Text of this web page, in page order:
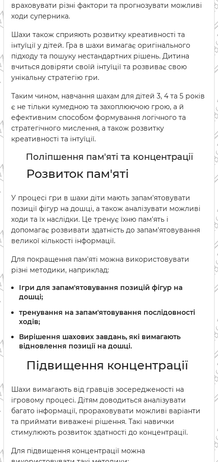
враховувати різні фактори та прогнозувати можливі
ходи суперника.
Шахи також сприяють розвитку креативності та
інтуїції у дітей. Гра в шахи вимагає оригінального
підходу та пошуку нестандартних рішень. Дитина
вчиться довіряти своїй інтуїції та розвиває свою
унікальну стратегію гри.
Таким чином, навчання шахам для дітей 3, 4 та 5 років
є не тільки кумедною та захоплюючою грою, а й
ефективним способом формування логічного та
стратегічного мислення, а також розвитку
креативності та інтуїції.
Поліпшення пам'яті та концентрації
Розвиток пам'яті
У процесі гри в шахи діти мають запам'ятовувати
позиції фігур на дошці, а також аналізувати можливі
ходи та їх наслідки. Це тренує їхню пам'ять і
допомагає розвивати здатність до запам'ятовування
великої кількості інформації.
Для покращення пам'яті можна використовувати
різні методики, наприклад:
Ігри для запам'ятовування позицій фігур на
дошці;
тренування на запам'ятовування послідовності
ходів;
Вирішення шахових завдань, які вимагають
відновлення позиції на дошці.
Підвищення концентрації
Шахи вимагають від гравців зосередженості на
ігровому процесі. Дітям доводиться аналізувати
багато інформації, прораховувати можливі варіанти
та приймати виважені рішення. Такі навички
стимулюють розвиток здатності до концентрації.
Для підвищення концентрації можна